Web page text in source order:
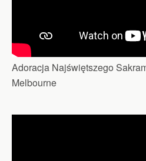
Adoracja Najświętszego
Melbourne